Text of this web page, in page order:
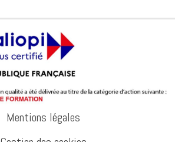
Mentions légales